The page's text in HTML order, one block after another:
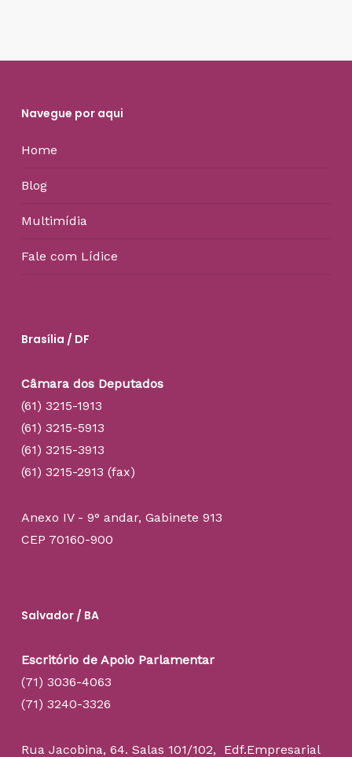
Navegue por aqui
Home
Blog
Multimídia
Fale com Lídice
Brasília / DF
Câmara dos Deputados
(61) 3215-1913
(61) 3215-5913
(61) 3215-3913
(61) 3215-2913 (fax)
Anexo IV - 9° andar, Gabinete 913
CEP 70160-900
Salvador / BA
Escritório de Apoio Parlamentar
(71) 3036-4063
(71) 3240-3326
Rua Jacobina, 64. Salas 101/102, Edf.Empresarial